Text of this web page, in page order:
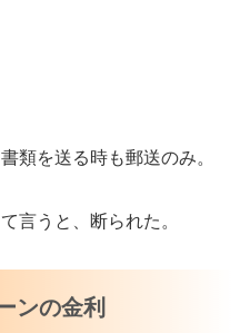
類を送る時も郵送のみ。
言うと、断られた。
ンの金利